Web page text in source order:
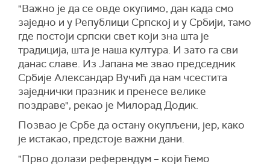
институциоално.
Мацут је поручио да никада и ни под којим
условима не постоји сила на свету које се
треба прибојавати, јер народна снага почива
на јединству и слози.
"Наш јасан циљ и идеал је слободна и
суверена српска држава и око њеног опстанка
и одбране нема преговора. Завет предака је
да слободу одбранимо и сачувамо", рекао је
Мацут.
Поручио је да никада више пуцањ из оружја не
"Важно је да се овде окупимо, дан када смо
заједно и у Републици Српској и у Србији, тамо
где постоји српски свет који зна шта је
традиција, шта је наша култура. И зато га сви
данас славе. Из Јапана ме звао председник
Србије Александар Вучић да нам чсестита
заједнички празник и пренесе велике
поздраве", рекао је Милорад Додик.
Позвао је Србе да остану окупљени, јер, како
је истакао, предстоје важни дани.
"Прво долази референдум – који ћемо